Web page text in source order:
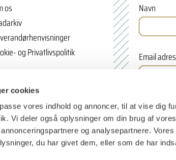
cookies
vores indhold og annoncer, til at vise dig
Vi deler også oplysninger om din brug af
og analysepartnere.
du har givet dem, eller som de har
os
og Privatlivspolitik
Navn
Email